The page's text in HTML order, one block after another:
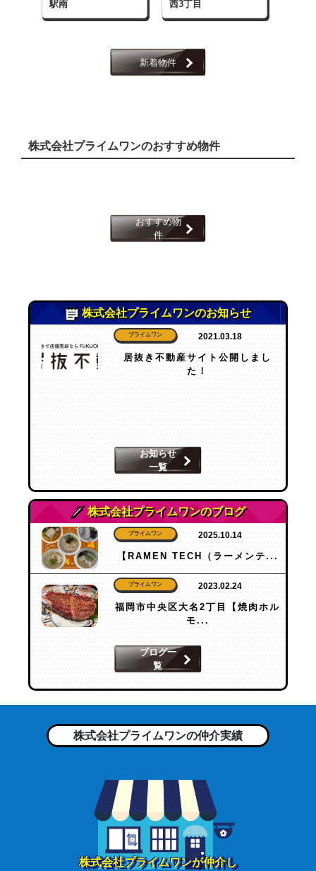
駅南 西3丁目
新着物件
株式会社プライムワンのおすすめ物件
おすすめ物
件
株式会社プライムワンのお知らせ
プライムワン 2021.03.18
居抜き不動産サイト公開しまし
た！
お知らせ
一覧
株式会社プライムワンのブログ
プライムワン 2025.10.14
【RAMEN TECH（ラーメンテ...
プライムワン 2023.02.24
福岡市中央区大名2丁目【焼肉ホル
モ...
プライムワン 2023.01.10
中央区渡辺通り5丁目【串と豆皿
博多区上呉服町【いちむじん 2号
店】
2022.11.21
西区姪の浜4丁目【や台ずし 姪浜
駅...
プライムワン 2022.11.16
福岡市博多区下川端町
ブログ一
覧
株式会社プライムワンの仲介実績
株式会社プライムワンが仲介し